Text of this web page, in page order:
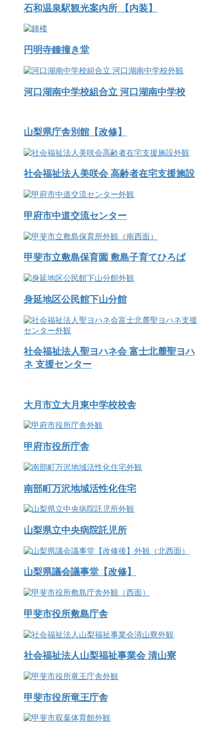
石和温泉駅観光案内所 【内装】
円明寺鐘撞き堂
河口湖南中学校組合立 河口湖南中学校
山梨県庁舎別館【改修】
社会福祉法人美咲会 高齢者在宅支援施設
甲府市中道交流センター
甲斐市立敷島保育園 敷島子育てひろば
身延地区公民館下山分館
社会福祉法人聖ヨハネ会 富士北麓聖ヨハ
ネ 支援センター
大月市立大月東中学校校舎
甲府市役所庁舎
南部町万沢地域活性化住宅
山梨県立中央病院託児所
山梨県議会議事堂【改修】
甲斐市役所敷島庁舎
社会福祉法人山梨福祉事業会 清山寮
甲斐市役所竜王庁舎